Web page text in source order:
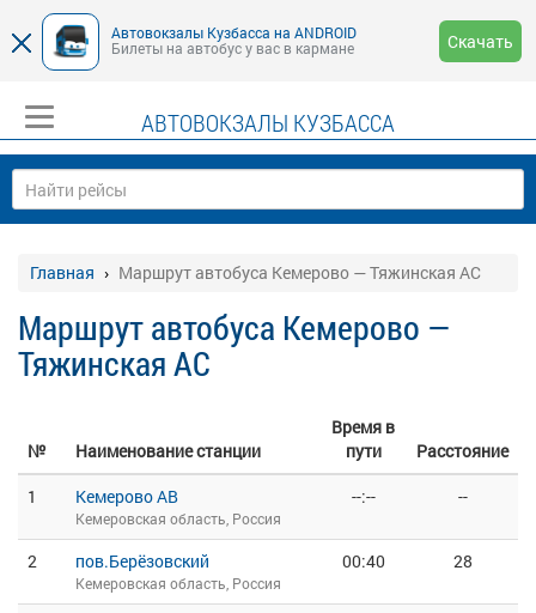
Автовокзалы Кузбасса на ANDROID
Билеты на автобус у вас в кармане
Скачать
АВТОВОКЗАЛЫ КУЗБАССА
Главная Маршрут автобуса Кемерово — Тяжинская АС
Маршрут автобуса Кемерово —
Тяжинская АС
№ Наименование станции
Время в
пути
Расстояние
1
Кемерово АВ
Кемеровская область, Россия
--:-- --
2 пов.Берёзовский
Кемеровская область, Россия
00:40 28